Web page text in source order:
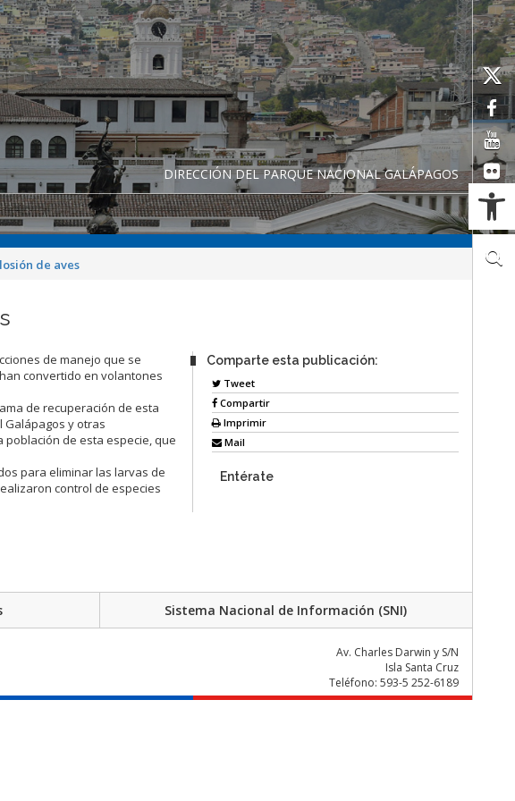
DIRECCIÓN DEL PARQUE NACIONAL GALÁPAGOS
de aves
de manejo que se
convertido en volantones
de recuperación de esta
Galápagos y otras
de esta especie, que
para eliminar las larvas de
control de especies
Comparte esta publicación:
Tweet
Compartir
Imprimir
Mail
Entérate
Sistema Nacional de Información (SNI)
Av. Charles Darwin y S/N
Isla Santa Cruz
Teléfono: 593-5 252-6189